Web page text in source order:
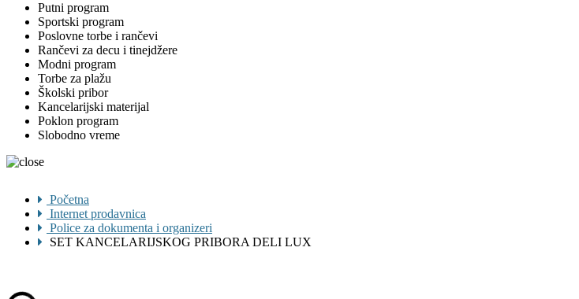
Putni program
Sportski program
Poslovne torbe i rančevi
Rančevi za decu i tinejdžere
Modni program
Torbe za plažu
Školski pribor
Kancelarijski materijal
Poklon program
Slobodno vreme
Početna
Internet prodavnica
Police za dokumenta i organizeri
SET KANCELARIJSKOG PRIBORA DELI LUX